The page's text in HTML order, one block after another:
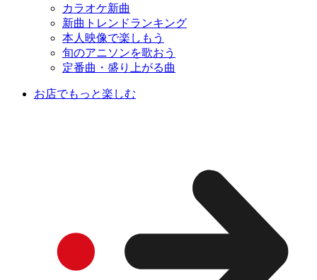
カラオケ新曲
新曲トレンドランキング
本人映像で楽しもう
旬のアニソンを歌おう
定番曲・盛り上がる曲
お店でもっと楽しむ